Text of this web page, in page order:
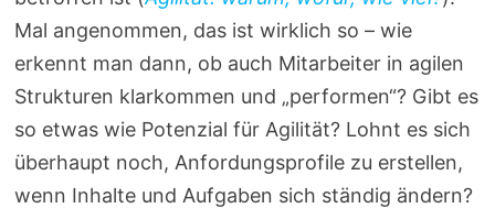
Mal angenommen, das ist wirklich so – wie
erkennt man dann, ob auch Mitarbeiter in agilen
Strukturen klarkommen und „performen“? Gibt es
so etwas wie Potenzial für Agilität? Lohnt es sich
überhaupt noch, Anfordungsprofile zu erstellen,
wenn Inhalte und Aufgaben sich ständig ändern?